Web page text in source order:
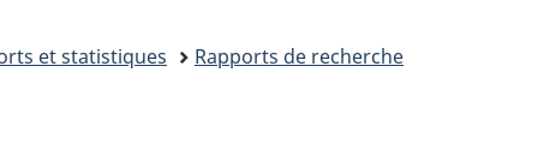
et statistiques
Rapports de recherche